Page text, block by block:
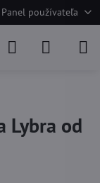
Panel používateľa
Lybra od